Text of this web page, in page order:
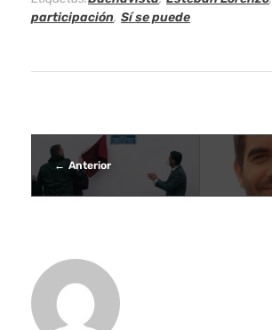
a
t
a
e
l
participación, Sí se puede
Anterior